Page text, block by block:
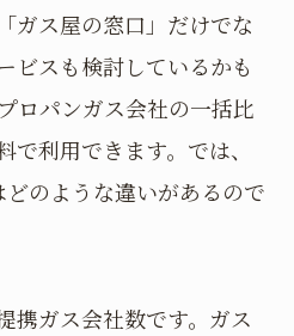
ガス屋の窓口」だけでな
ビスも検討しているかも
ロパンガス会社の一括比
利用できます。では、
のような違いがあるので
携ガス会社数です。ガス